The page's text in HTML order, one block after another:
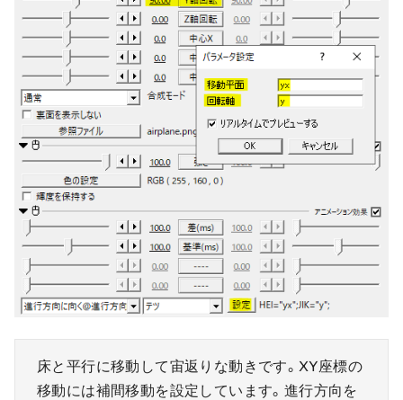
床と平行に移動して宙返りな動きです。XY座標の
移動には補間移動を設定しています。進行方向を